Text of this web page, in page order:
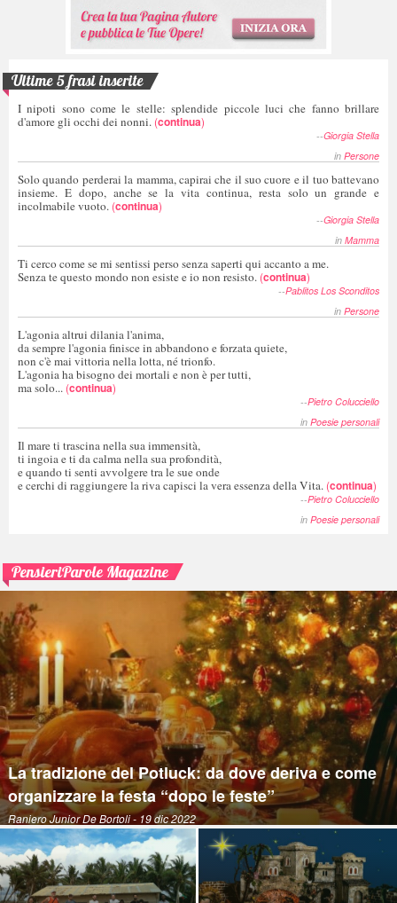
Ultime 5 frasi inserite
I nipoti sono come le stelle: splendide piccole luci che fanno brillare
d'amore gli occhi dei nonni. (continua)
--Giorgia Stella
in Persone
Solo quando perderai la mamma, capirai che il suo cuore e il tuo battevano
insieme. E dopo, anche se la vita continua, resta solo un grande e
incolmabile vuoto. (continua)
--Giorgia Stella
in Mamma
Ti cerco come se mi sentissi perso senza saperti qui accanto a me.
Senza te questo mondo non esiste e io non resisto. (continua)
--Pablitos Los Sconditos
in Persone
L'agonia altrui dilania l'anima,
da sempre l'agonia finisce in abbandono e forzata quiete,
non c'è mai vittoria nella lotta, né trionfo.
L'agonia ha bisogno dei mortali e non è per tutti,
ma solo... (continua)
--Pietro Colucciello
in Poesie personali
Il mare ti trascina nella sua immensità,
ti ingoia e ti da calma nella sua profondità,
e quando ti senti avvolgere tra le sue onde
e cerchi di raggiungere la riva capisci la vera essenza della Vita. (continua)
--Pietro Colucciello
in Poesie personali
PensieriParole Magazine
La tradizione del Potluck: da dove deriva e come
organizzare la festa “dopo le feste”
Raniero Junior De Bortoli- 19 dic 2022